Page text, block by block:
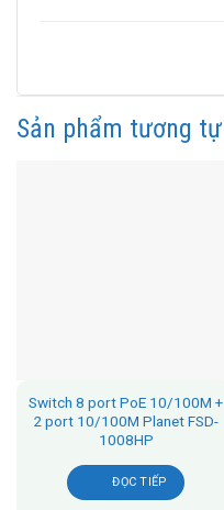
Sản phẩm tương tự
Switch 8 port PoE 10/100M +
2 port 10/100M Planet FSD-
1008HP
ĐỌC TIẾP